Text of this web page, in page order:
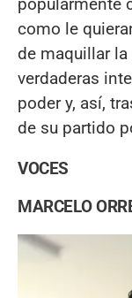
popularmente
como le
de maquillar
verdaderas
poder y, así,
de su partido
VOCES
MARCELO